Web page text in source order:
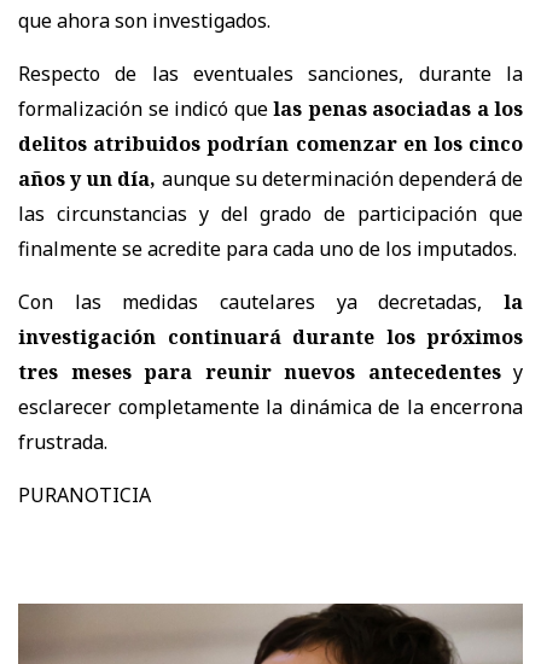
que ahora son investigados.
Respecto de las eventuales sanciones, durante la
formalización se indicó quelas penas asociadas a los
delitos atribuidos podrían comenzar en los cinco
años y un día, aunque su determinación dependerá de
las circunstancias y del grado de participación que
finalmente se acredite para cada uno de los imputados.
Con las medidas cautelares ya decretadas, la
investigación continuará durante los próximos
tres meses para reunir nuevos antecedentesy
esclarecer completamente la dinámica de la encerrona
frustrada.
PURANOTICIA